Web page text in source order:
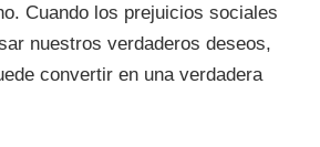
Cuando los prejuicios sociales
nuestros verdaderos deseos,
convertir en una verdadera